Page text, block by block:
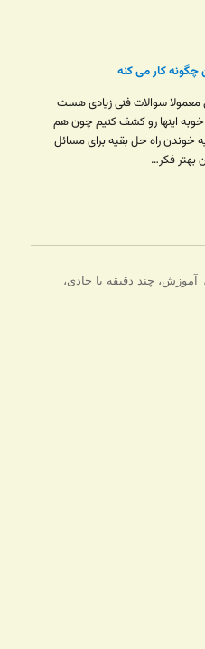
چگونه کار می کنه
معمولا سوالات فنی زیادی هست
اینها رو کشف کنیم چون هم
خوندن راه حل بقیه برای مسائل
فکر…
برچسب‌ها
آموزش، چند دقیقه با جادی،